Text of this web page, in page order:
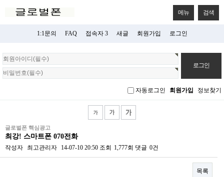
메뉴 검색
1:1문의 FAQ 접속자 3 새글 회원가입 로그인
회
원
로
자동로그인 회원가입 정보찾기
글로벌폰 핵심광고
최강! 스마트폰 070전화
작성자 최고관리자 14-07-10 20:50 조회 1,777회 댓글 0건
목록